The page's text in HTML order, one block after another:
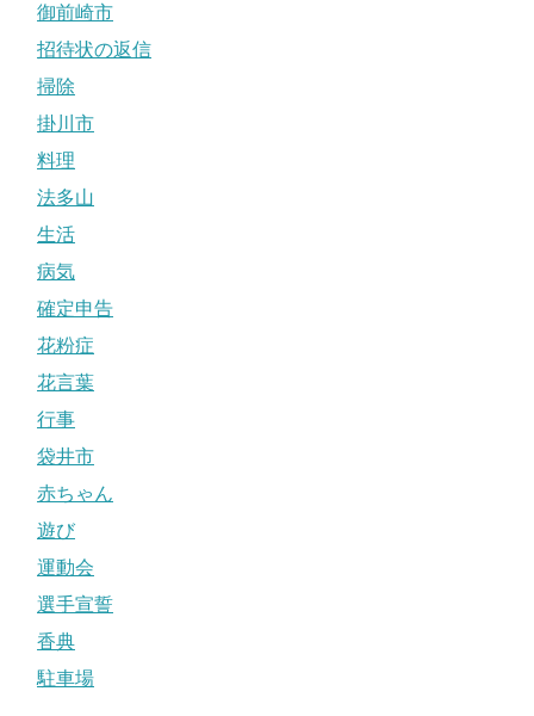
御前崎市
招待状の返信
掃除
掛川市
料理
法多山
生活
病気
確定申告
花粉症
花言葉
行事
袋井市
赤ちゃん
遊び
運動会
選手宣誓
香典
駐車場